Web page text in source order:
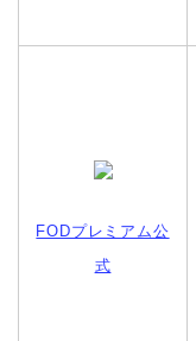
FODプレミアム公
式